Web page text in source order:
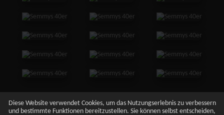
Diese Website verwendet Cookies, um das Nutzungserlebnis zu verbessern
und bestimmte Funktionen bereitzustellen. Sie können selbst entscheiden,